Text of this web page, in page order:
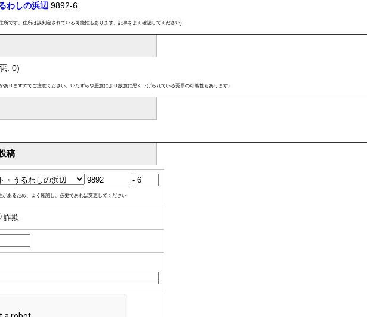
わしの浜辺 9892-6
所です。住所は誤判定されている可能性もあります。記事をよく確認してください)
: 0)
ありますのでご注意ください。いたずらや悪意により故意に悪く下げられている冤罪の可能性もあります)
稿
-
あるため、よく確認し、必要であれば変更してください
詐欺